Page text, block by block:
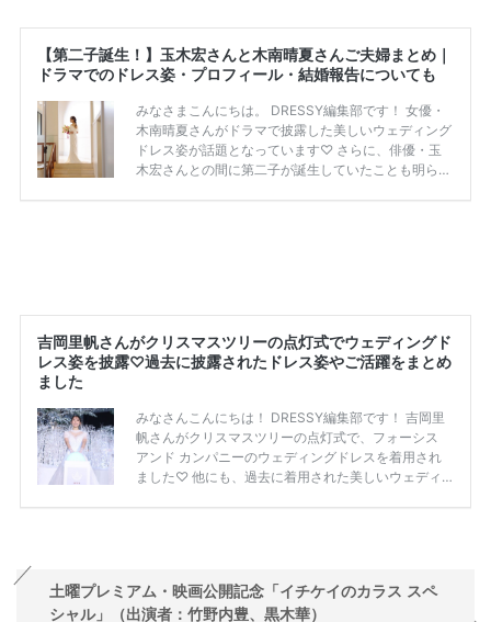
土曜プレミアム・映画公開記念「イチケイのカラス スペ
シャル」（出演者：竹野内豊、黒木華）